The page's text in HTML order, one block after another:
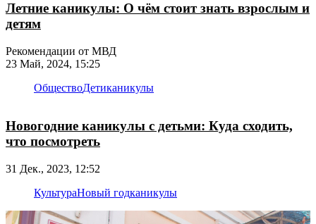
Летние каникулы: О чём стоит знать взрослым и
детям
Рекомендации от МВД
23 Май, 2024, 15:25
ОбществоДетиканикулы
Новогодние каникулы с детьми: Куда сходить,
что посмотреть
31 Дек., 2023, 12:52
КультураНовый годканикулы